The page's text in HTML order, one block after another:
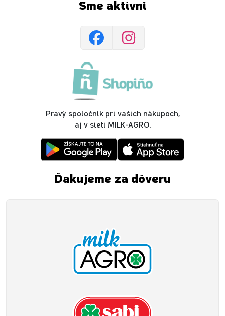
Sme aktívni
Pravý spoločník pri vašich nákupoch,
aj v sieti MILK-AGRO.
Ďakujeme za dôveru